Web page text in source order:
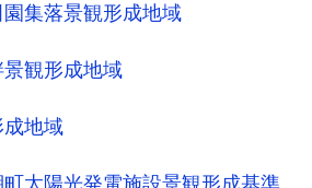
集落景観形成地域
観形成地域
地域
太陽光発電施設景観形成基準